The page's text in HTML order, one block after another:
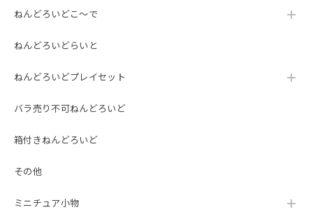
ねんどろいどこ～で
ねんどろいどらいと
ねんどろいどプレイセット
バラ売り不可ねんどろいど
箱付きねんどろいど
その他
ミニチュア小物